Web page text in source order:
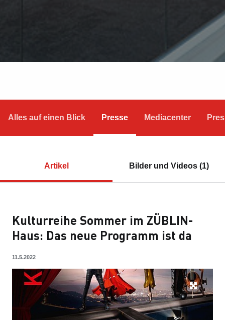
Alles auf einen Blick Presse Mediacenter
Artikel Bilder und Videos (1)
Kulturreihe Sommer im ZÜBLIN-
Haus: Das neue Programm ist da
11.5.2022